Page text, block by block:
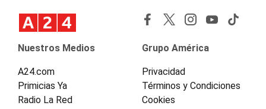
Nuestros Medios
A24.com
Primicias Ya
Radio La Red
Grupo América
Privacidad
Términos y Condiciones
Cookies